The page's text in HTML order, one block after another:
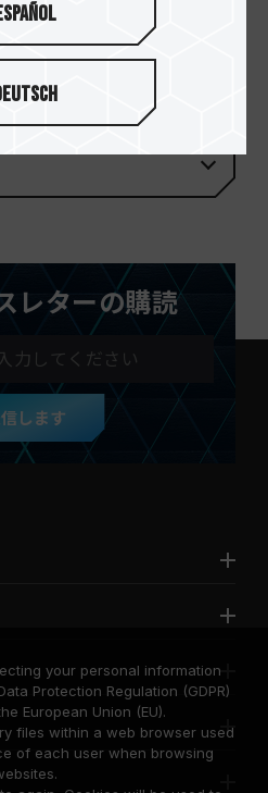
レターの購読
します
your personal information
Protection Regulation (GDPR)
European Union (EU).
files within a web browser used
of each user when browsing